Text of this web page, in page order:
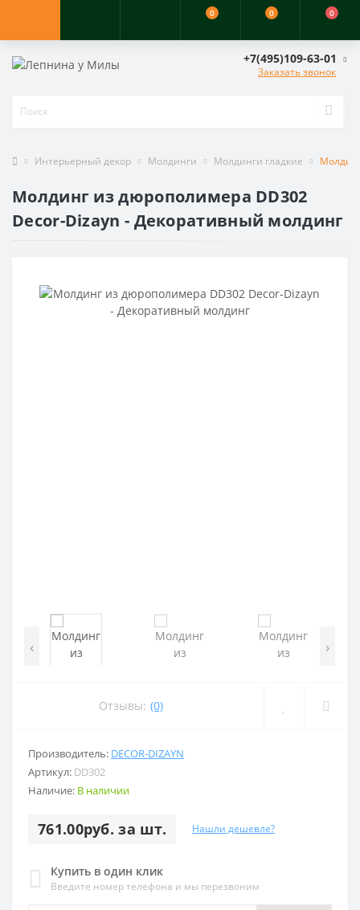
0 0 0
+7(495)109-63-01
Заказать звонок
Интерьерный декор Молдинги Молдинги гладкие
Молдинг из дюрополимера DD302
Decor-Dizayn - Декоративный молдинг
‹ ›
Отзывы: (0)
Производитель: DECOR-DIZAYN
Артикул: DD302
Наличие: В наличии
761.00руб. за шт. Нашли дешевле?
Купить в один клик
Введите номер телефона и мы перезвоним